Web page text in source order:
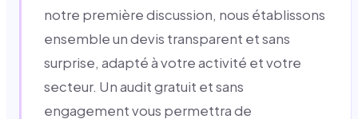
notre première discussion, nous établissons
ensemble un devis transparent et sans
surprise, adapté à votre activité et votre
secteur. Un audit gratuit et sans
engagement vous permettra de